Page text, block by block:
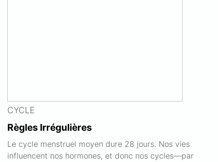
CYCLE
Règles Irrégulières
Le cycle menstruel moyen dure 28 jours. Nos vies
influencent nos hormones, et donc nos cycles—par